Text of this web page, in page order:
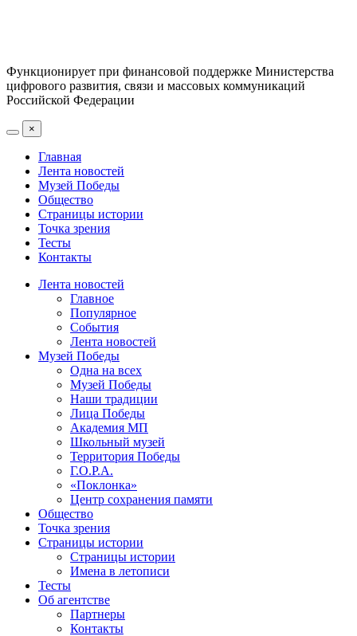
Функционирует при финансовой поддержке Министерства
цифрового развития, связи и массовых коммуникаций
Российской Федерации
×
Главная
Лента новостей
Музей Победы
Общество
Страницы истории
Точка зрения
Тесты
Контакты
Лента новостей
Главное
Популярное
События
Лента новостей
Музей Победы
Одна на всех
Музей Победы
Наши традиции
Лица Победы
Академия МП
Школьный музей
Территория Победы
Г.О.Р.А.
«Поклонка»
Центр сохранения памяти
Общество
Точка зрения
Страницы истории
Страницы истории
Имена в летописи
Тесты
Об агентстве
Партнеры
Контакты